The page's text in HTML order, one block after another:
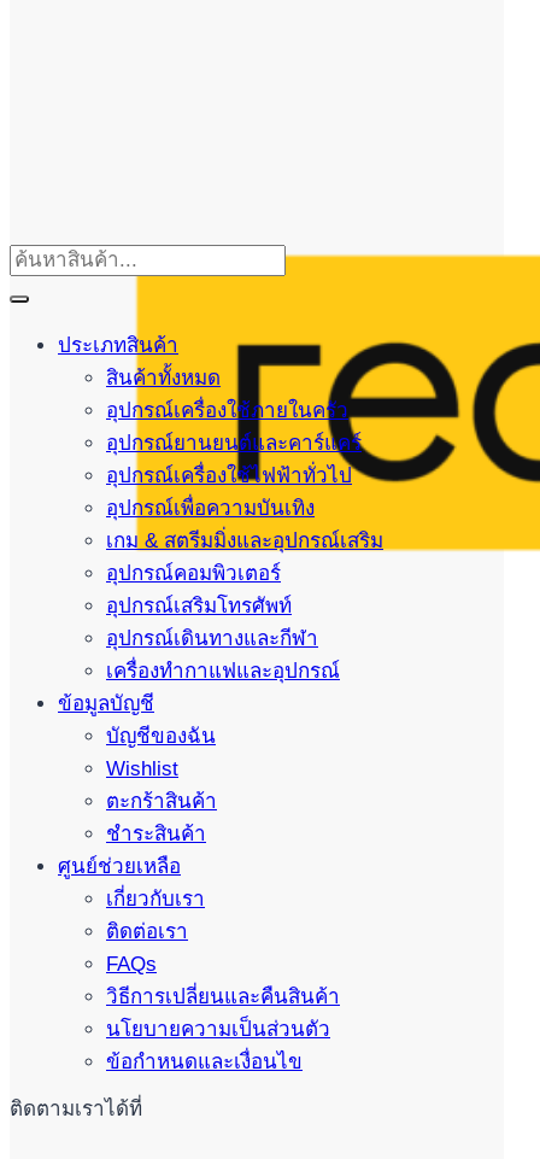
ประเภทสินค้า
สินค้าทั้งหมด
อุปกรณ์เครื่องใช้ภายในครัว
อุปกรณ์ยานยนต์และคาร์แคร์
อุปกรณ์เครื่องใช้ไฟฟ้าทั่วไป
อุปกรณ์เพื่อความบันเทิง
เกม & สตรีมมิ่งและอุปกรณ์เสริม
อุปกรณ์คอมพิวเตอร์
อุปกรณ์เสริมโทรศัพท์
อุปกรณ์เดินทางและกีฬา
เครื่องทำกาแฟและอุปกรณ์
ข้อมูลบัญชี
บัญชีของฉัน
Wishlist
ตะกร้าสินค้า
ชำระสินค้า
ศูนย์ช่วยเหลือ
เกี่ยวกับเรา
ติดต่อเรา
FAQs
วิธีการเปลี่ยนและคืนสินค้า
นโยบายความเป็นส่วนตัว
ข้อกำหนดและเงื่อนไข
ติดตามเราได้ที่